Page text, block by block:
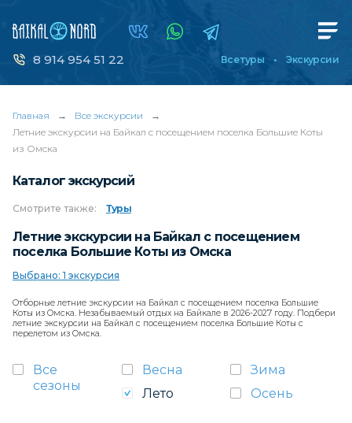
8 914 954 51 22 Все туры Экскурсии
Главная → Все экскурсии
→
Летние экскурсии на Байкал с посещением поселка Большие Коты
из Омска
Каталог экскурсий
Смотрите также: Туры
Летние экскурсии на Байкал с посещением
поселка Большие Коты из Омска
Выбрано: 1 экскурсия
Отборные летние экскурсии на Байкал с посещением поселка Большие
Коты из Омска. Незабываемый отдых на Байкале в 2026-2027 году. Подбери
летние экскурсии на Байкал с посещением поселка Большие Коты с
перелетом из Омска.
Все
сезоны
Весна
Зима
Лето
Осень